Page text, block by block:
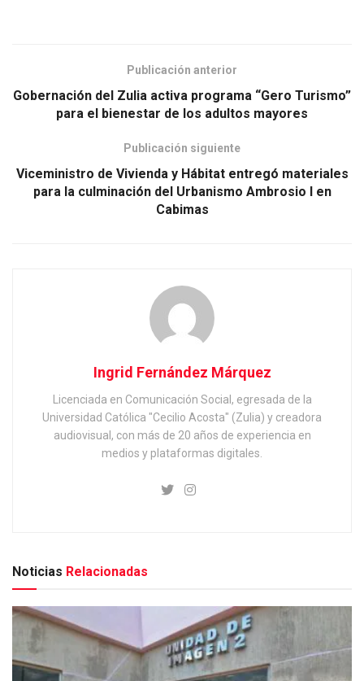
Publicación anterior
Gobernación del Zulia activa programa “Gero Turismo”
para el bienestar de los adultos mayores
Publicación siguiente
Viceministro de Vivienda y Hábitat entregó materiales
para la culminación del Urbanismo Ambrosio I en
Cabimas
Ingrid Fernández Márquez
Licenciada en Comunicación Social, egresada de la
Universidad Católica "Cecilio Acosta" (Zulia) y creadora
audiovisual, con más de 20 años de experiencia en
medios y plataformas digitales.
Noticias Relacionadas